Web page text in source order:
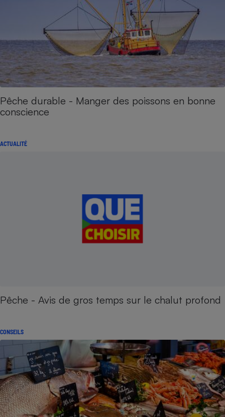
Pêche durable - Manger des poissons en bonne
conscience
ACTUALITÉ
Pêche - Avis de gros temps sur le chalut profond
CONSEILS